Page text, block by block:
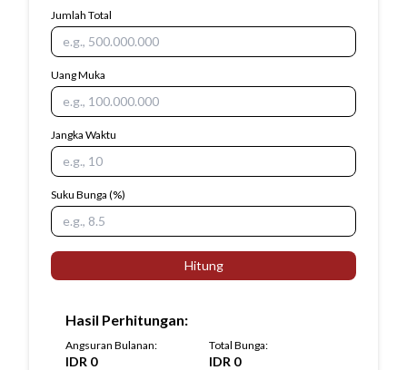
Jumlah Total
Uang Muka
Jangka Waktu
Suku Bunga (%)
Hitung
Hasil Perhitungan:
Angsuran Bulanan:
IDR 0
Total Bunga:
IDR 0